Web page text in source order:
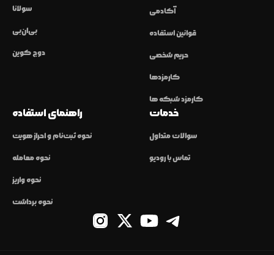
سولانا
بی‌ان‌بی
دوج کوین
آکادمی
قوانین استفاده
حریم شخصی
کارمزدها
کارمزد شبکه ها
راهنمای استفاده
نحوه ثبت‌نام و احراز هویت
نحوه معامله
نحوه واریز
نحوه برداشت
خدمات
سوالات متداول
تماس با رودیو